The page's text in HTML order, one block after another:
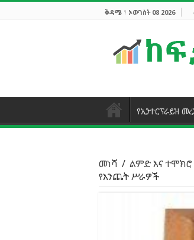
ቅዳሜ ፣ ኦውገስት 08 2026
የኢንተርፕራይዝ
መነሻ / ልምድ እና ተሞክሮ
የእንጨት ሥራዎች